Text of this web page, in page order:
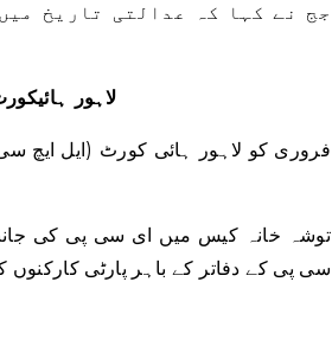
جج نے کہا کہ عدالتی تاریخ
لاہور
توشہ خانہ کیس میں ای سی پی کی جانب
سی پی کے دفاتر کے باہر پارٹی